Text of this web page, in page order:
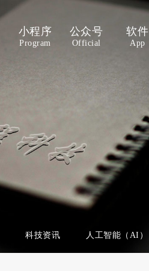
小程序
Program
公众号
Official
软件
App
科技资讯 人工智能（AI）